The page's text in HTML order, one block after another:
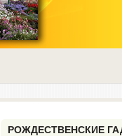
РОЖДЕСТВЕНСКИЕ